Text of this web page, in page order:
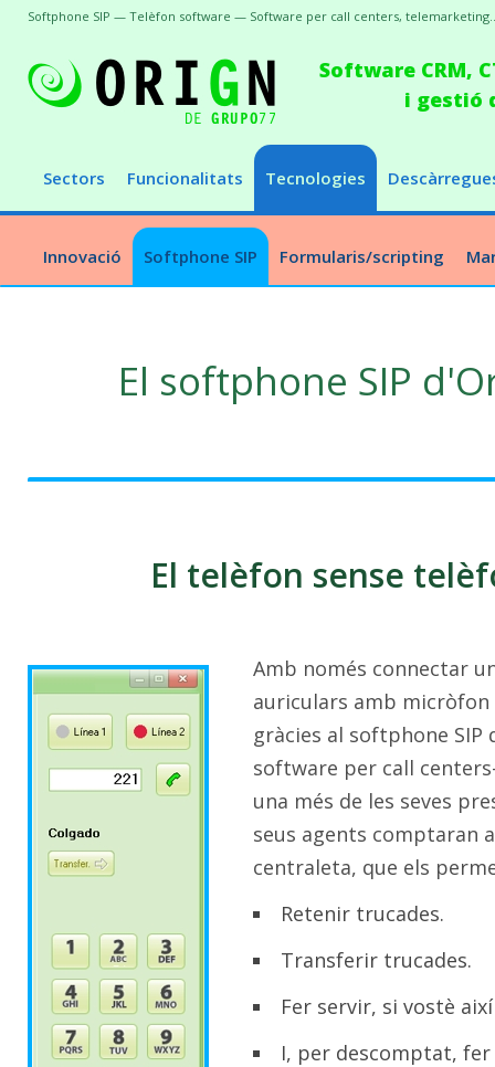
Software CRM,
i gestió
Sectors Funcionalitats Tecnologies
Innovació Softphone SIP Formularis/scripting
Softphone SIP — Telèfon software — Software per call centers,
El softphone SIP
El telèfon sense
Amb només connectar
auriculars amb
gràcies al softphone
software per call
una més de les seves
seus agents comptaran
centraleta, que els
Retenir trucades.
Transferir trucades.
Fer servir, si vostè
I, per descomptat,